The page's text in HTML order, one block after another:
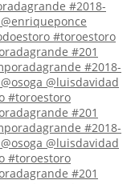
#201
#201
#201